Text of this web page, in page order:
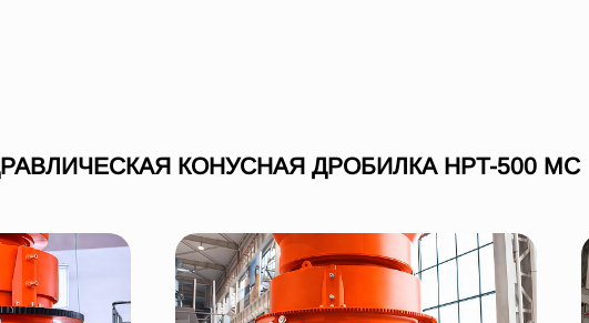
КОНУСНАЯ ДРОБИЛКА HPT-500 MC